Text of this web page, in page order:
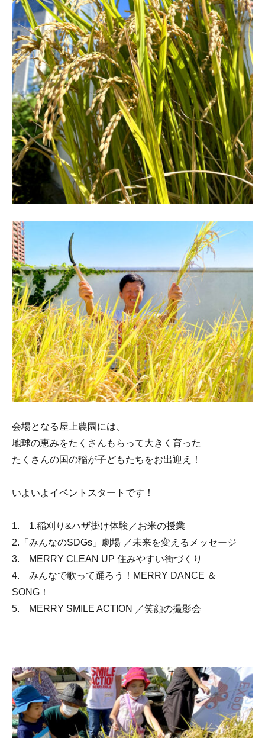
会場となる屋上農園には、
地球の恵みをたくさんもらって大きく育った
たくさんの国の稲が子どもたちをお出迎え！
いよいよイベントスタートです！
1. 1.稲刈り&ハザ掛け体験／お米の授業
2.「みんなのSDGs」劇場 ／未来を変えるメッセージ
3. MERRY CLEAN UP 住みやすい街づくり
4. みんなで歌って踊ろう！MERRY DANCE ＆
SONG！
5. MERRY SMILE ACTION ／笑顔の撮影会